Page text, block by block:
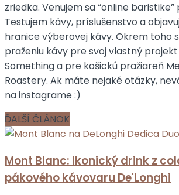
zriedka. Venujem sa “online baristike”
Testujem kávy, príslušenstvo a
hranice výberovej kávy. Okrem toho
praženiu kávy pre svoj vlastný
Something a pre košickú pražiareň
Roastery. Ak máte nejaké otázky,
na instagrame :)
ĎALŠÍ ČLÁNOK
Mont Blanc: Ikonický drink z
pákového kávovaru De'Longhi